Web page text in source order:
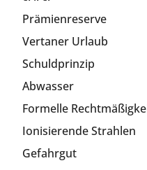
Prämienreserve
Vertaner Urlaub
Schuldprinzip
Abwasser
Formelle
Ionisierende Strahlen
Gefahrgut